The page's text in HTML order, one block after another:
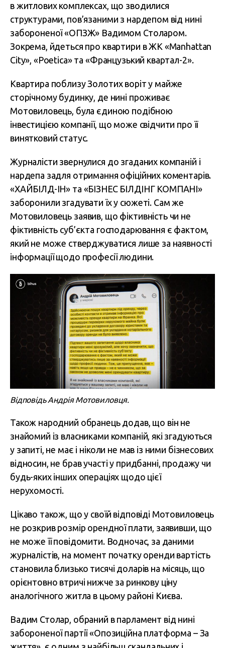
в житлових комплексах, що зводилися
структурами, пов’язаними з нардепом від нині
забороненої «ОПЗЖ» Вадимом Столаром.
Зокрема, йдеться про квартири в ЖК «Manhattan
City», «Poetica» та «Французький квартал-2».
Квартира поблизу Золотих воріт у майже
сторічному будинку, де нині проживає
Мотовиловець, була єдиною подібною
інвестицією компанії, що може свідчити про її
винятковий статус.
Журналісти звернулися до згаданих компаній і
нардепа задля отримання офіційних коментарів.
«ХАЙБІЛД-ІН» та «БІЗНЕС БІЛДІНГ КОМПАНІ»
заборонили згадувати їх у сюжеті. Сам же
Мотовиловець заявив, що фіктивність чи не
фіктивність суб’єкта господарювання є фактом,
який не може стверджуватися лише за наявності
інформації щодо професії людини.
Відповідь Андрія Мотовиловця.
Також народний обранець додав, що він не
знайомий із власниками компаній, які згадуються
у запиті, не має і ніколи не мав із ними бізнесових
відносин, не брав участі у придбанні, продажу чи
будь-яких інших операціях щодо цієї
нерухомості.
Цікаво також, що у своїй відповіді Мотовиловець
не розкрив розмір орендної плати, заявивши, що
не може її повідомити. Водночас, за даними
журналістів, на момент початку оренди вартість
становила близько тисячі доларів на місяць, що
орієнтовно втричі нижче за ринкову ціну
аналогічного житла в цьому районі Києва.
Вадим Столар, обраний в парламент від нині
забороненої партії «Опозиційна платформа – За